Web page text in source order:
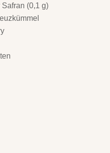
(0,1 g)